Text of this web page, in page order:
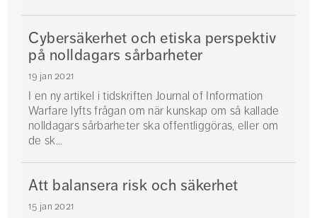
Cybersäkerhet och etiska perspektiv
på nolldagars sårbarheter
19 jan 2021
I en ny artikel i tidskriften Journal of Information
Warfare lyfts frågan om när kunskap om så kallade
nolldagars sårbarheter ska offentliggöras, eller om
de sk...
Att balansera risk och säkerhet
15 jan 2021